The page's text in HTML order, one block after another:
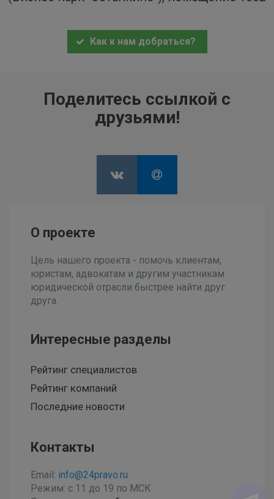
Как к нам добраться?
Поделитесь ссылкой с
друзьями!
О проекте
Цель нашего проекта - помочь клиентам,
юристам, адвокатам и другим участникам
юридической отрасли быстрее найти друг
друга.
Интересные разделы
Рейтинг специалистов
Рейтинг компаний
Последние новости
Контакты
Email: info@24pravo.ru
Режим: с 11 до 19 по МСК